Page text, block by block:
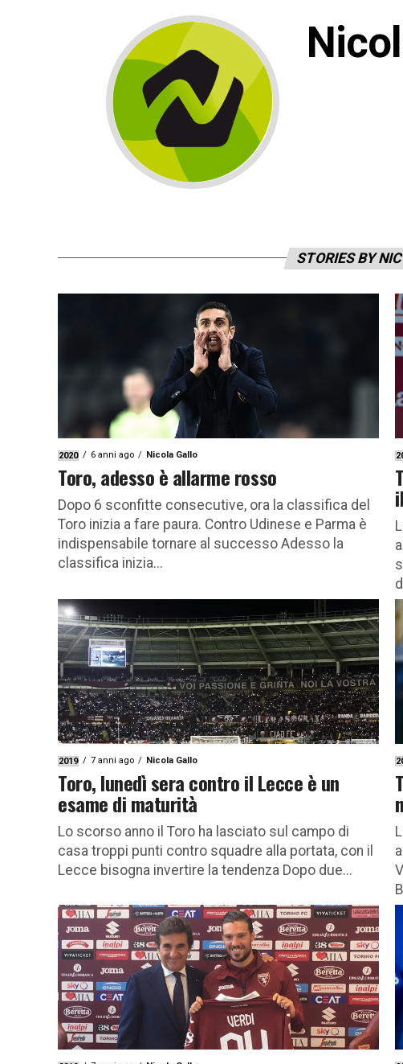
STORIES BY
2020 6 anni ago Nicola Gallo
Toro, adesso è allarme rosso
Dopo 6 sconfitte consecutive, ora la classifica del
Toro inizia a fare paura. Contro Udinese e Parma è
indispensabile tornare al successo Adesso la
classifica inizia...
2019 7 anni ago Nicola Gallo
Toro, lunedì sera contro il Lecce è un
esame di maturità
Lo scorso anno il Toro ha lasciato sul campo di
casa troppi punti contro squadre alla portata, con il
Lecce bisogna invertire la tendenza Dopo due...